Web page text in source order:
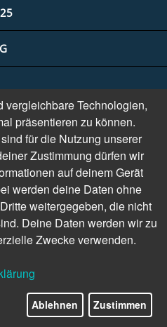
Technologien,
präsentieren zu können.
für die Nutzung unserer
Zustimmung dürfen wir
auf deinem Gerät
werden deine Daten ohne
weitergegeben, die nicht
Deine Daten werden wir zu
Zwecke verwenden.
Ablehnen Zustimmen